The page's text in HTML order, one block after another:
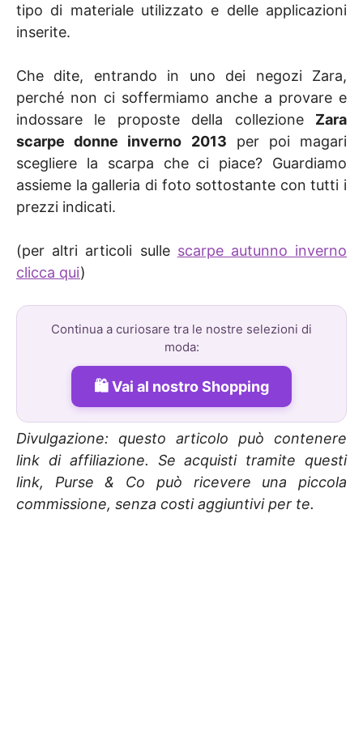
tipo di materiale utilizzato e delle applicazioni
inserite.
Che dite, entrando in uno dei negozi Zara,
perché non ci soffermiamo anche a provare e
indossare le proposte della collezione Zara
scarpe donne inverno 2013 per poi magari
scegliere la scarpa che ci piace? Guardiamo
assieme la galleria di foto sottostante con tutti i
prezzi indicati.
(per altri articoli sulle scarpe autunno inverno
clicca qui)
Continua a curiosare tra le nostre selezioni di
moda:
Vai al nostro Shopping
Divulgazione: questo articolo può contenere
link di affiliazione. Se acquisti tramite questi
link, Purse & Co può ricevere una piccola
commissione, senza costi aggiuntivi per te.